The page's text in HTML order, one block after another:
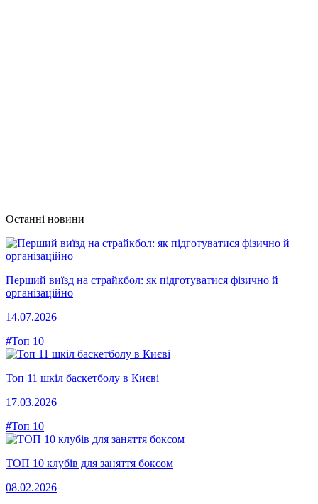
Останні новини
Перший виїзд на страйкбол: як підготуватися фізично й
організаційно
14.07.2026
#Топ 10
Топ 11 шкіл баскетболу в Києві
17.03.2026
#Топ 10
ТОП 10 клубів для заняття боксом
08.02.2026